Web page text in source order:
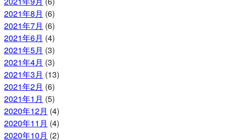
2021年8月 (6)
2021年7月 (6)
2021年6月 (4)
2021年5月 (3)
2021年4月 (3)
2021年3月 (13)
2021年2月 (6)
2021年1月 (5)
2020年12月 (4)
2020年11月 (4)
2020年10月 (2)